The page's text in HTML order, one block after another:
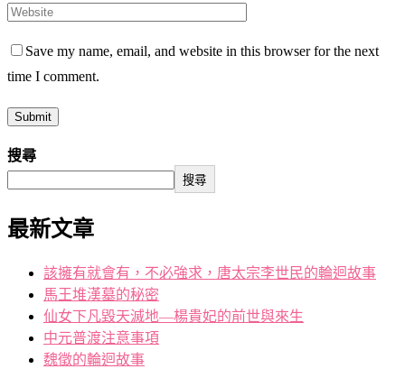
Save my name, email, and website in this browser for the next
time I comment.
搜尋
搜尋
最新文章
該擁有就會有，不必強求，唐太宗李世民的輪迴故事
馬王堆漢墓的秘密
仙女下凡毀天滅地—楊貴妃的前世與來生
中元普渡注意事項
魏徵的輪迴故事